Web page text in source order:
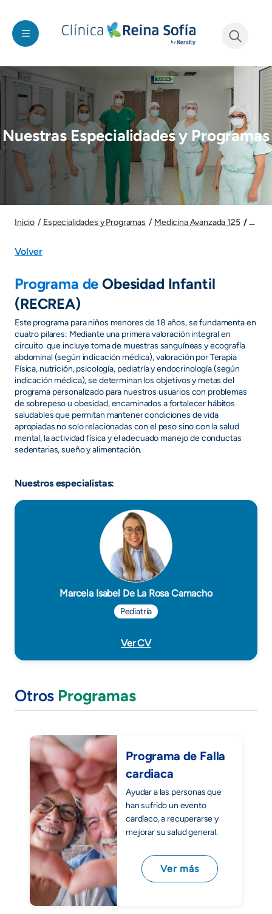
Imagen
Nuestras Especialidades y Programas
Inicio Especialidades y Programas Medicina Avanzada 125
Volver
Programa deObesidad Infantil
(RECREA)
Este programa para niños menores de 18 años, se fundamenta en
cuatro pilares: Mediante una primera valoración integral en
circuito que incluye toma de muestras sanguíneas y ecografía
abdominal (según indicación médica), valoración por Terapia
Física, nutrición, psicología, pediatría y endocrinología (según
indicación médica), se determinan los objetivos y metas del
programa personalizado para nuestros usuarios con problemas
de sobrepeso u obesidad, encaminados a fortalecer hábitos
saludables que permitan mantener condiciones de vida
apropiadas no solo relacionadas con el peso sino con la salud
mental, la actividad física y el adecuado manejo de conductas
sedentarias, sueño y alimentación.
Nuestros especialistas:
Marcela Isabel De La Rosa Camacho
Pediatría
Ver CV
Otros Programas
Programa de Falla
cardiaca
Ayudar a las personas que
han sufrido un evento
cardíaco, a recuperarse y
mejorar su salud general.
Ver más